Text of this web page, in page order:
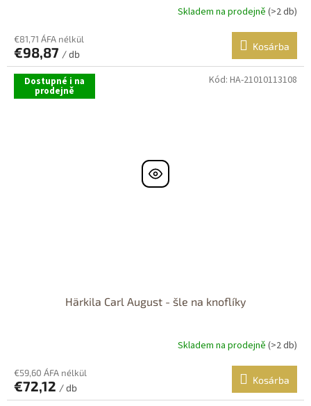
átlagos
értékelése
5-
ből
Skladem na prodejně(>2 db)
€81,71 ÁFA nélkül
€98,87 / db
Kosárba
Dostupné i na
prodejně
Härkila Carl August - šle na knoflíky
Skladem na prodejně (>2 db)
€59,60 ÁFA nélkül
€72,12 / db
Kosárba
Kód: HA-21010113108